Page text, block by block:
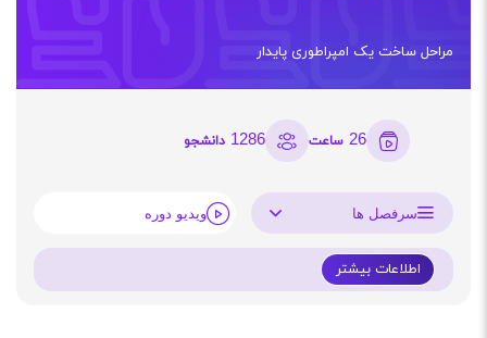
مراحل ساخت یک امپراطوری پایدار
26 ساعت 1286 دانشجو
سرفصل ها ویدیو دوره
اطلاعات بیشتر